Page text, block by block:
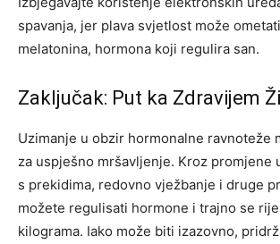
spavanja, jer plava svjetlost može
melatonina, hormona koji regulira san.
Zaključak: Put ka Zdravijem
Uzimanje u obzir hormonalne ravnoteže
za uspješno mršavljenje. Kroz promjene
s prekidima, redovno vježbanje i druge
možete regulisati hormone i trajno se
kilograma. Iako može biti izazovno,